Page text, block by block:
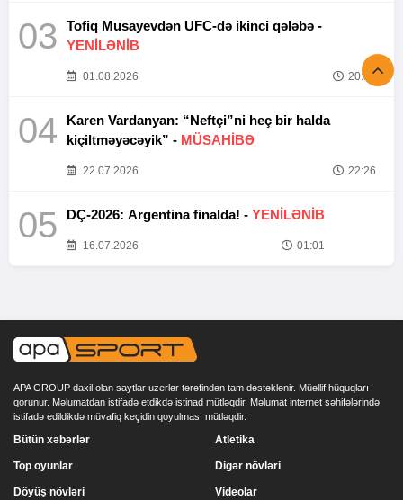
03
Tofiq Musayevdən UFC-də ikinci qələbə -
YENİLƏNİB
01.08.2026 20:52
04
Karen Vardanyan: “Neftçi”ni heç bir halda
kiçiltməyəcəyik” - MÜSAHİBƏ
22.07.2026 22:26
05 DÇ-2026: Argentina finalda! - YENİLƏNİB
16.07.2026 01:01
APA GROUP daxil olan saytlar uzerlər tərəfindən tam dəstəklənir. Müəllif hüquqları
qorunur. Məlumatdan istifadə etdikdə istinad mütləqdir. Məlumat internet səhifələrində
istifadə edildikdə müvafiq keçidin qoyulması mütləqdir.
Bütün xəbərlər
Top oyunlar
Döyüş növləri
Atletika
Digər növləri
Videolar